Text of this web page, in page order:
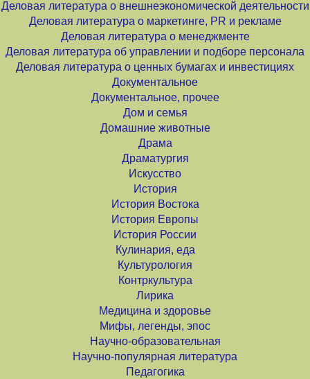
Деловая литература о внешнеэкономической деятельности
Деловая литература о маркетинге, PR и рекламе
Деловая литература о менеджменте
Деловая литература об управлении и подборе персонала
Деловая литература о ценных бумагах и инвестициях
Документальное
Документальное, прочее
Дом и семья
Домашние животные
Драма
Драматургия
Искусство
История
История Востока
История Европы
История России
Кулинария, еда
Культурология
Контркультура
Лирика
Медицина и здоровье
Мифы, легенды, эпос
Научно-образовательная
Научно-популярная литература
Педагогика